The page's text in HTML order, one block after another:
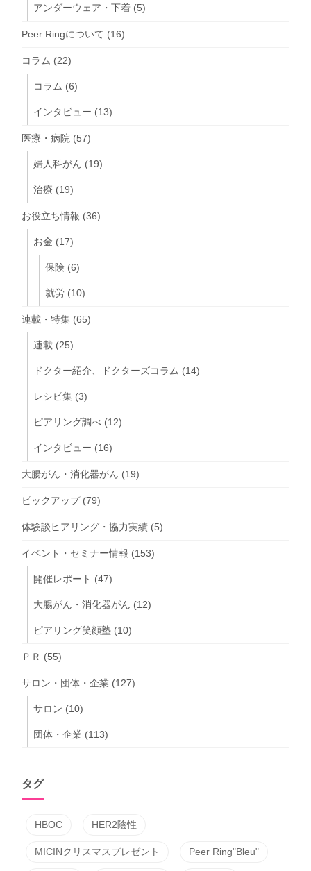
アンダーウェア・下着 (5)
Peer Ringについて (16)
コラム (22)
コラム (6)
インタビュー (13)
医療・病院 (57)
婦人科がん (19)
治療 (19)
お役立ち情報 (36)
お金 (17)
保険 (6)
就労 (10)
連載・特集 (65)
連載 (25)
ドクター紹介、ドクターズコラム (14)
レシピ集 (3)
ピアリング調べ (12)
インタビュー (16)
大腸がん・消化器がん (19)
ピックアップ(79)
体験談ヒアリング・協力実績 (5)
イベント・セミナー情報 (153)
開催レポート (47)
大腸がん・消化器がん (12)
ピアリング笑顔塾 (10)
ＰＲ (55)
サロン・団体・企業 (127)
サロン (10)
団体・企業 (113)
タグ
HBOC HER2陰性
MICINクリスマスプレゼント Peer Ring"Bleu"